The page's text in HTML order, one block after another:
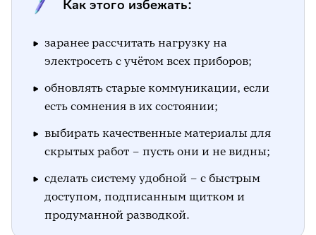
Как этого избежать:
заранее рассчитать нагрузку на
электросеть с учётом всех приборов;
обновлять старые коммуникации, если
есть сомнения в их состоянии;
выбирать качественные материалы для
скрытых работ – пусть они и не видны;
сделать систему удобной – с быстрым
доступом, подписанным щитком и
продуманной разводкой.